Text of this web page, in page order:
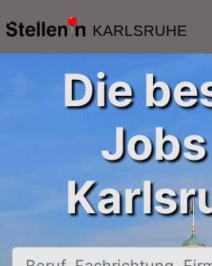
KARLSRUHE
Die
Beruf, Fachrichtung, Firma